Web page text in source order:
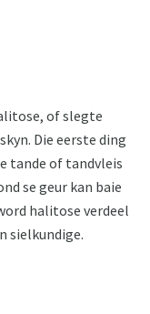
of slegte
Die eerste ding
tande of tandvleis
se geur kan baie
halitose verdeel
sielkundige.